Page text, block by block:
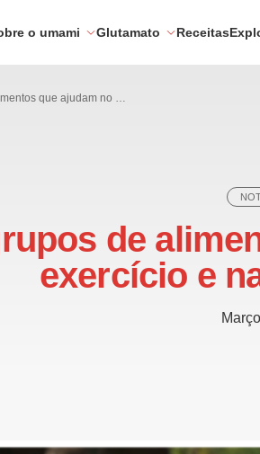
o umami Glutamato Receitas
5 grupos de alimentos que ajudam no exercício e na musculatura
de
exercício e